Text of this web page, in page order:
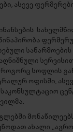
ასევე
საწარმოების
სოფლის
ოფისში,
ახალი